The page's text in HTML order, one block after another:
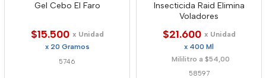
Gel Cebo El Faro
$15.500 x Unidad
x 20 Gramos
5746
Insecticida Raid Elimina
Voladores
$21.600 x Unidad
x 400 Ml
Mililitro a $54,00
58597